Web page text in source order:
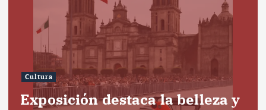
Cultura
Exposición destaca la belleza y